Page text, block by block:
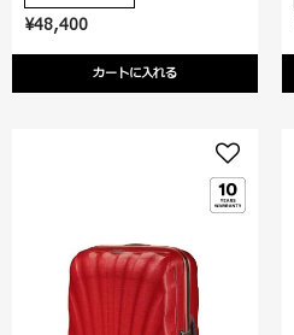
¥48,400
カートに入れる